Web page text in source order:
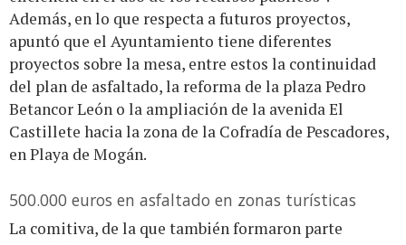
Además, en lo que respecta a futuros proyectos,
apuntó que el Ayuntamiento tiene diferentes
proyectos sobre la mesa, entre estos la continuidad
del plan de asfaltado, la reforma de la plaza Pedro
Betancor León o la ampliación de la avenida El
Castillete hacia la zona de la Cofradía de Pescadores,
en Playa de Mogán.
500.000 euros en asfaltado en zonas turísticas
La comitiva, de la que también formaron parte